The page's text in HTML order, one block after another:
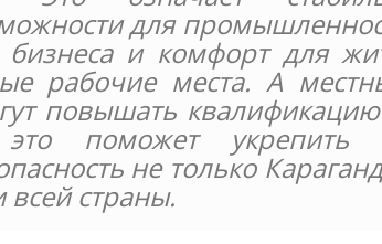
для
и комфорт для
рабочие места. А
повышать
поможет укрепить
не только
всей страны.